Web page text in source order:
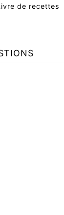
de recettes
à un
page